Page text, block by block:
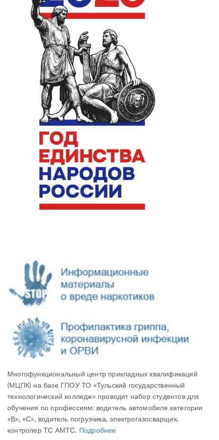
Многофункциональный центр прикладных квалификаций
(МЦПК) на базе ГПОУ ТО «Тульский государственный
технологический колледж» проводит набор студентов для
обучения по профессиям: водитель автомобиля категории
«В», «С», водитель погрузчика, электрогазосварщик,
контролер ТС АМТС. Подробнее